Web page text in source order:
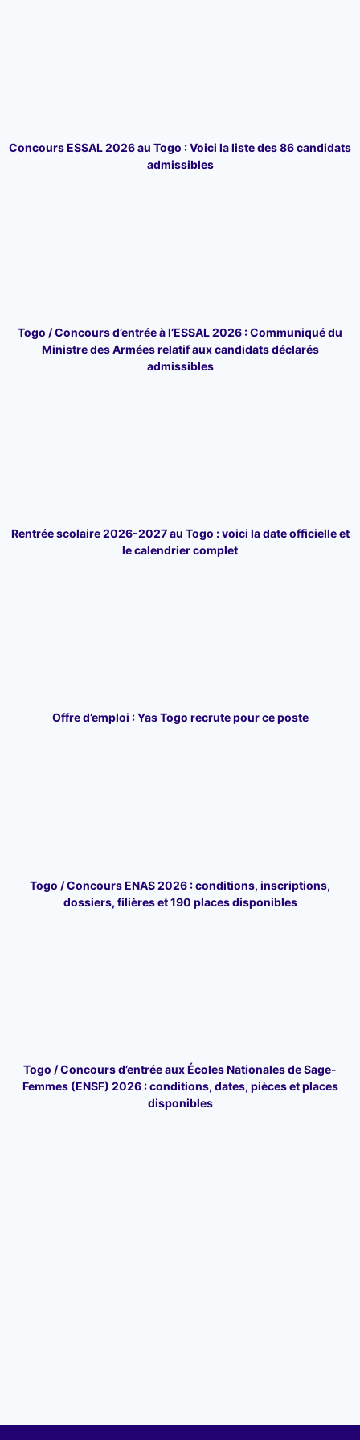
Concours ESSAL 2026 au Togo : Voici la liste des 86 candidats
admissibles
Togo / Concours d’entrée à l’ESSAL 2026 : Communiqué du
Ministre des Armées relatif aux candidats déclarés
admissibles
Rentrée scolaire 2026-2027 au Togo : voici la date officielle et
le calendrier complet
Offre d’emploi : Yas Togo recrute pour ce poste
Togo / Concours ENAS 2026 : conditions, inscriptions,
dossiers, filières et 190 places disponibles
Togo / Concours d’entrée aux Écoles Nationales de Sage-
Femmes (ENSF) 2026 : conditions, dates, pièces et places
disponibles